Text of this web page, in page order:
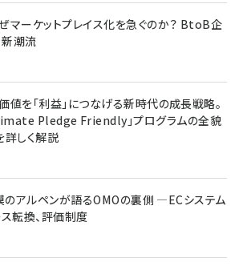
マーケットプレイス化を急ぐのか？ BtoB企
潮流
値を「利益」につなげる新時代の成長戦略。
Pledge Friendly」プログラムの全貌
詳しく解説
アルペンが語るOMOの裏側 ―ECシステム
転換、評価制度